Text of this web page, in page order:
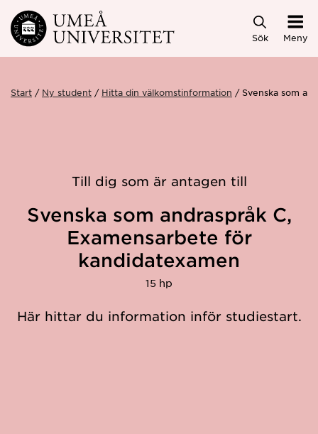
Hoppa direkt till innehållet
Sök Meny
Start Ny student Hitta din välkomstinformation Svenska som
Till dig som är antagen till
Svenska som andraspråk C,
Examensarbete för
kandidatexamen
15 hp
Här hittar du information inför studiestart.